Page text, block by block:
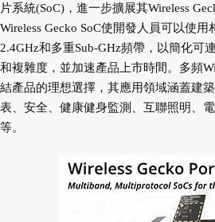
片系統(SoC)，進一步擴展其Wireless
Wireless Gecko SoC使開發人員可以使
2.4GHz和多重Sub-GHz頻帶，以簡化可
和複雜度，並加速產品上市時間。多頻
結產品的理想選擇，其應用領域涵蓋建
表、安全、健康健身監測、互聯照明、
等。